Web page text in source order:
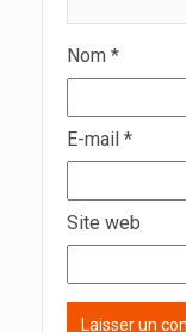
Nom *
E-mail *
Site web